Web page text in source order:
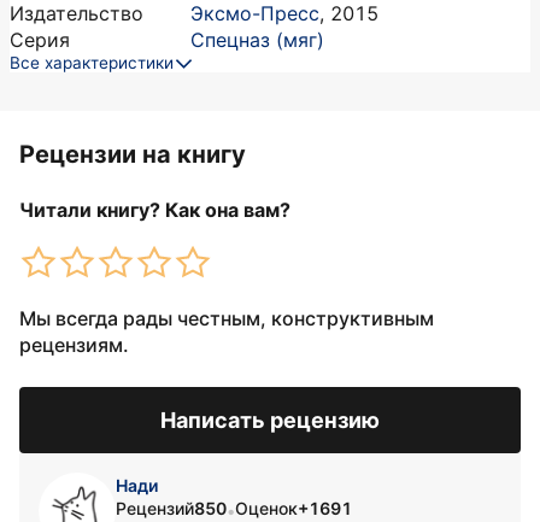
Издательство
Эксмо-Пресс, 2015
Серия
Спецназ (мяг)
Все характеристики
Рецензии на книгу
Читали книгу? Как она вам?
Мы всегда рады честным, конструктивным
рецензиям.
Написать рецензию
Нади
Рецензий850•Оценок+1691